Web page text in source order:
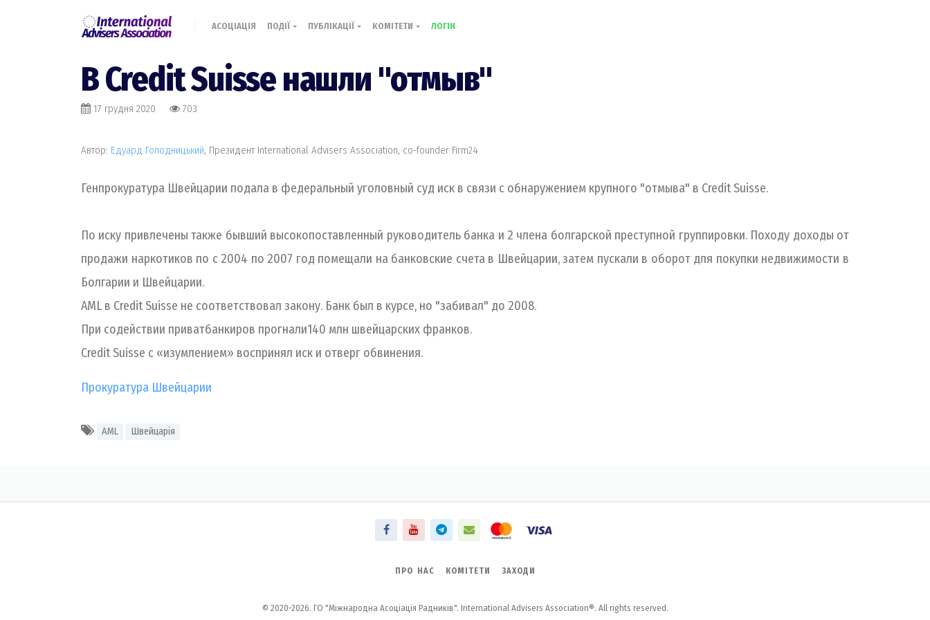
АСОЦІАЦІЯ ПОДІЇ ПУБЛІКАЦІЇ КОМІТЕТИ ЛОГІН
В Credit Suisse нашли "отмыв"
17 грудня 2020 703
Автор: Едуард Голодницький, Президент International Advisers Association, co-founder Firm24
Генпрокуратура Швейцарии подала в федеральный уголовный суд иск в связи с обнаружением крупного "отмыва" в Credit Suisse.
По иску привлечены также бывший высокопоставленный руководитель банка и 2 члена болгарской преступной группировки. Походу доходы от
продажи наркотиков по с 2004 по 2007 год помещали на банковские счета в Швейцарии, затем пускали в оборот для покупки недвижимости в
Болгарии и Швейцарии.
AML в Credit Suisse не соответствовал закону. Банк был в курсе, но "забивал" до 2008.
При содействии приватбанкиров прогнали140 млн швейцарских франков.
Credit Suisse с «изумлением» воспринял иск и отверг обвинения.
Прокуратура Швейцарии
AML Швейцарія
ПРО НАС КОМІТЕТИ ЗАХОДИ
© 2020-2026. ГО "Міжнародна Асоціація Радників". International Advisers Association®. All rights reserved.